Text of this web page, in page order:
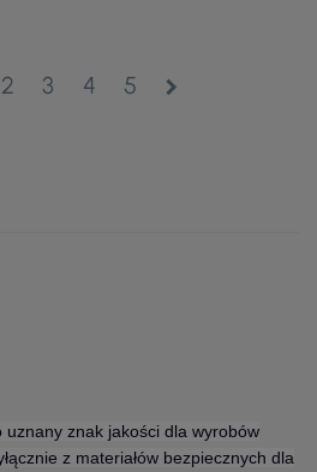
2 3 4 5 chevron_right
znak jakości dla wyrobów
z materiałów bezpiecznych dla